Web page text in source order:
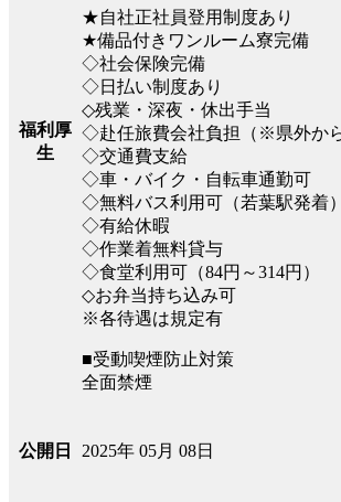
福利厚
生
★自社正社員登用制度あり
★備品付きワンルーム寮完備
◇社会保険完備
◇日払い制度あり
◇残業・深夜・休出手当
◇赴任旅費会社負担（※県外から
◇交通費支給
◇車・バイク・自転車通勤可
◇無料バス利用可（若葉駅発着）
◇有給休暇
◇作業着無料貸与
◇食堂利用可（84円～314円）
◇お弁当持ち込み可
※各待遇は規定有
■受動喫煙防止対策
全面禁煙
公開日 2025年 05月 08日